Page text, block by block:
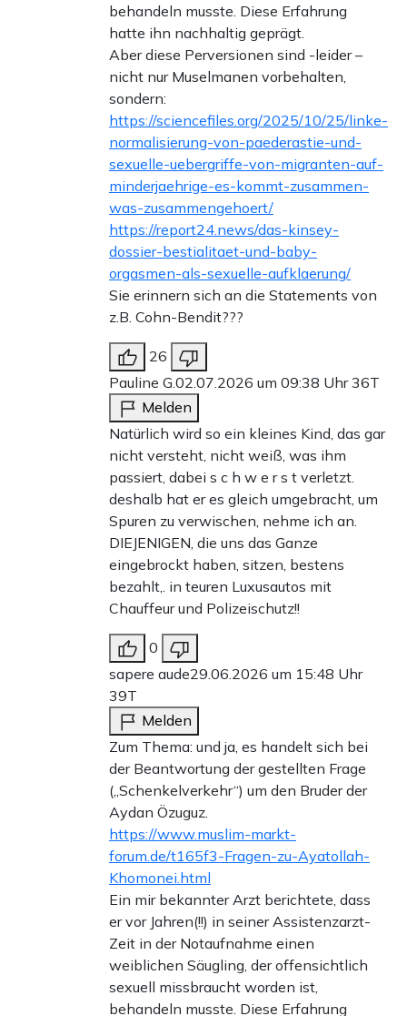
behandeln musste. Diese Erfahrung
hatte ihn nachhaltig geprägt.
Aber diese Perversionen sind -leider –
nicht nur Muselmanen vorbehalten,
sondern:
https://sciencefiles.org/2025/10/25/linke-
normalisierung-von-paederastie-und-
sexuelle-uebergriffe-von-migranten-auf-
minderjaehrige-es-kommt-zusammen-
was-zusammengehoert/
https://report24.news/das-kinsey-
dossier-bestialitaet-und-baby-
orgasmen-als-sexuelle-aufklaerung/
Sie erinnern sich an die Statements von
z.B. Cohn-Bendit???
26
Pauline G. 02.07.2026 um 09:38 Uhr36T
Melden
Natürlich wird so ein kleines Kind, das gar
nicht versteht, nicht weiß, was ihm
passiert, dabei s c h w e r s t verletzt.
deshalb hat er es gleich umgebracht, um
Spuren zu verwischen, nehme ich an.
DIEJENIGEN, die uns das Ganze
eingebrockt haben, sitzen, bestens
bezahlt,. in teuren Luxusautos mit
Chauffeur und Polizeischutz!!
0
sapere aude29.06.2026 um 15:48 Uhr
39T
Melden
Zum Thema: und ja, es handelt sich bei
der Beantwortung der gestellten Frage
(„Schenkelverkehr“) um den Bruder der
Aydan Özuguz.
https://www.muslim-markt-
forum.de/t165f3-Fragen-zu-Ayatollah-
Khomonei.html
Ein mir bekannter Arzt berichtete, dass
er vor Jahren(!!) in seiner Assistenzarzt-
Zeit in der Notaufnahme einen
weiblichen Säugling, der offensichtlich
sexuell missbraucht worden ist,
behandeln musste. Diese Erfahrung